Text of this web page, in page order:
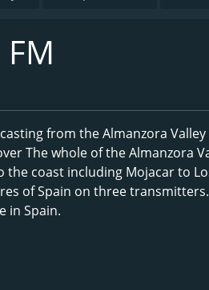
from the Almanzora
The whole of the Almanzora
coast including Mojacar to
of Spain on three
in Spain.